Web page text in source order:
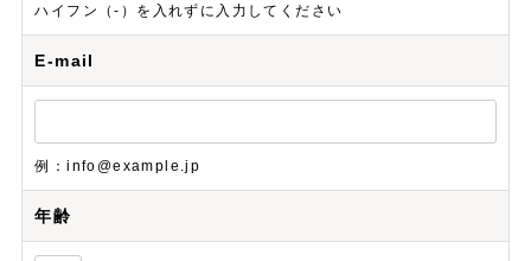
ハイフン（-）を入れずに入力してください
E-mail
例：info@example.jp
年齢